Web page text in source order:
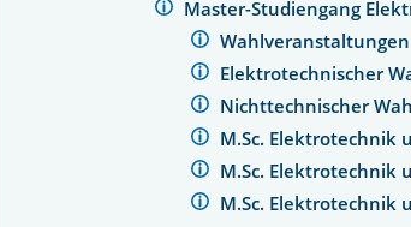
Master-Studiengang
Wahlveranstaltungen
Elektrotechnischer
Nichttechnischer
M.Sc. Elektrotechnik
M.Sc. Elektrotechnik
M.Sc. Elektrotechnik